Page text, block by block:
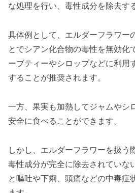
な処理を行い、毒性成分を除去す
具体例として、エルダーフラワー
とでシアン化合物の毒性を無効化
ーブティーやシロップなどに利用
することが推奨されます。
一方、果実も加熱してジャムやシ
安全に食べることができます。
しかし、エルダーフラワーを扱う
毒性成分が完全に除去されていな
と嘔吐や下痢、頭痛などの中毒症